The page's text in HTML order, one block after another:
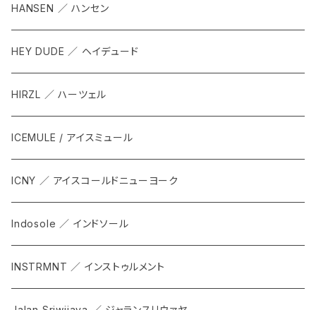
HANSEN ／ ハンセン
HEY DUDE ／ ヘイデュード
HIRZL ／ ハーツェル
ICEMULE / アイスミュール
ICNY ／ アイスコールドニューヨーク
Indosole ／ インドソール
INSTRMNT ／ インストゥルメント